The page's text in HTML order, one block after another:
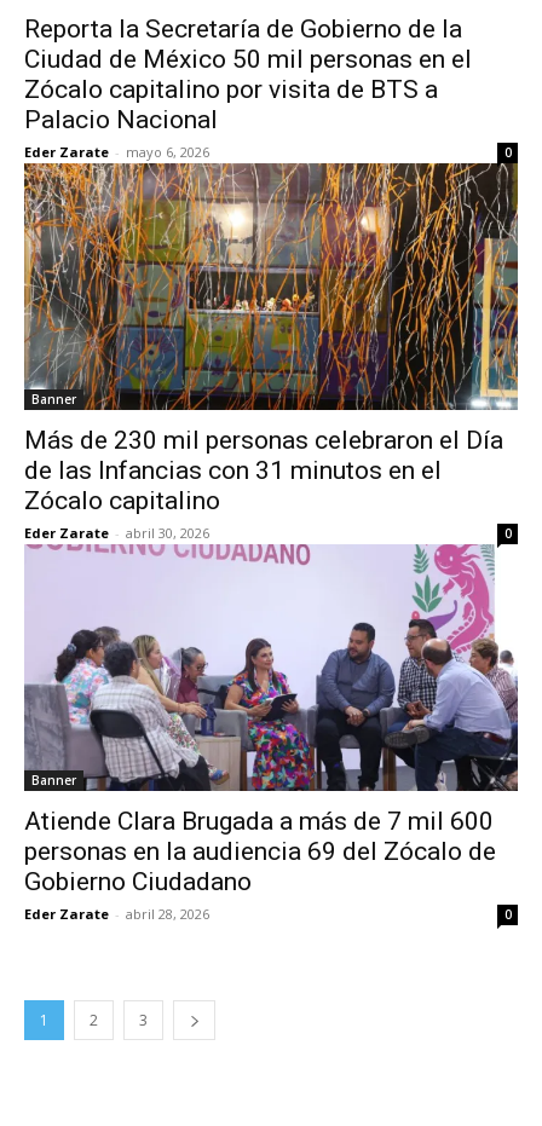
Reporta la Secretaría de Gobierno de la
Ciudad de México 50 mil personas en el
Zócalo capitalino por visita de BTS a
Palacio Nacional
Eder Zarate - mayo 6, 2026 0
Banner
Más de 230 mil personas celebraron el Día
de las Infancias con 31 minutos en el
Zócalo capitalino
Eder Zarate - abril 30, 2026 0
Banner
Atiende Clara Brugada a más de 7 mil 600
personas en la audiencia 69 del Zócalo de
Gobierno Ciudadano
Eder Zarate - abril 28, 2026 0
1 2 3